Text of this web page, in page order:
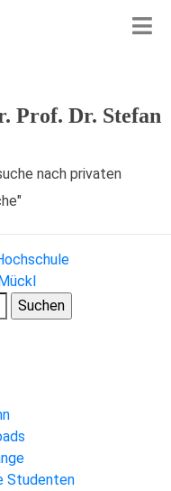
Prof. Dr. Stefan
nach privaten
Studenten